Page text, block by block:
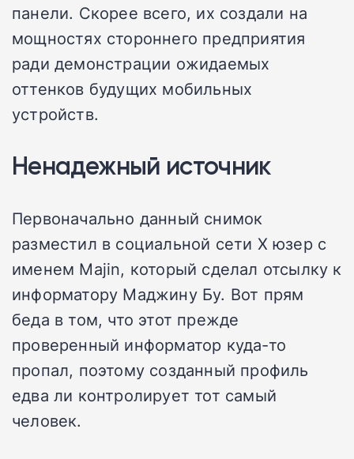
панели. Скорее всего, их создали на
мощностях стороннего предприятия
ради демонстрации ожидаемых
оттенков будущих мобильных
устройств.
Ненадежный источник
Первоначально данный снимок
разместил в социальной сети X юзер с
именем Majin, который сделал отсылку к
информатору Маджину Бу. Вот прям
беда в том, что этот прежде
проверенный информатор куда-то
пропал, поэтому созданный профиль
едва ли контролирует тот самый
человек.